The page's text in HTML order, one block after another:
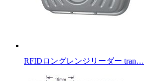
RFIDロングレンジリーダー tran…